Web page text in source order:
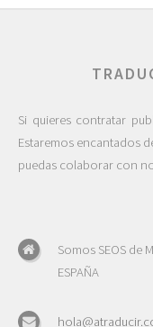
Si quieres contratar
Estaremos encantados
puedas colaborar con
Somos SEOS de
ESPAÑA